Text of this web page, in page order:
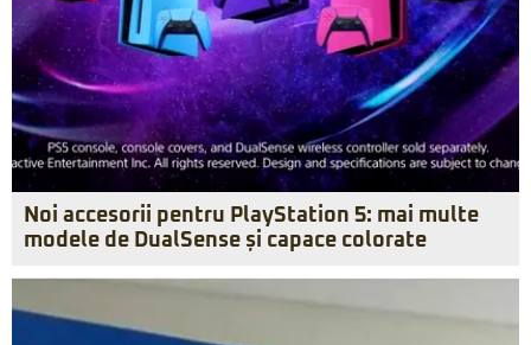
Noi accesorii pentru PlayStation 5: mai multe
modele de DualSense și capace colorate